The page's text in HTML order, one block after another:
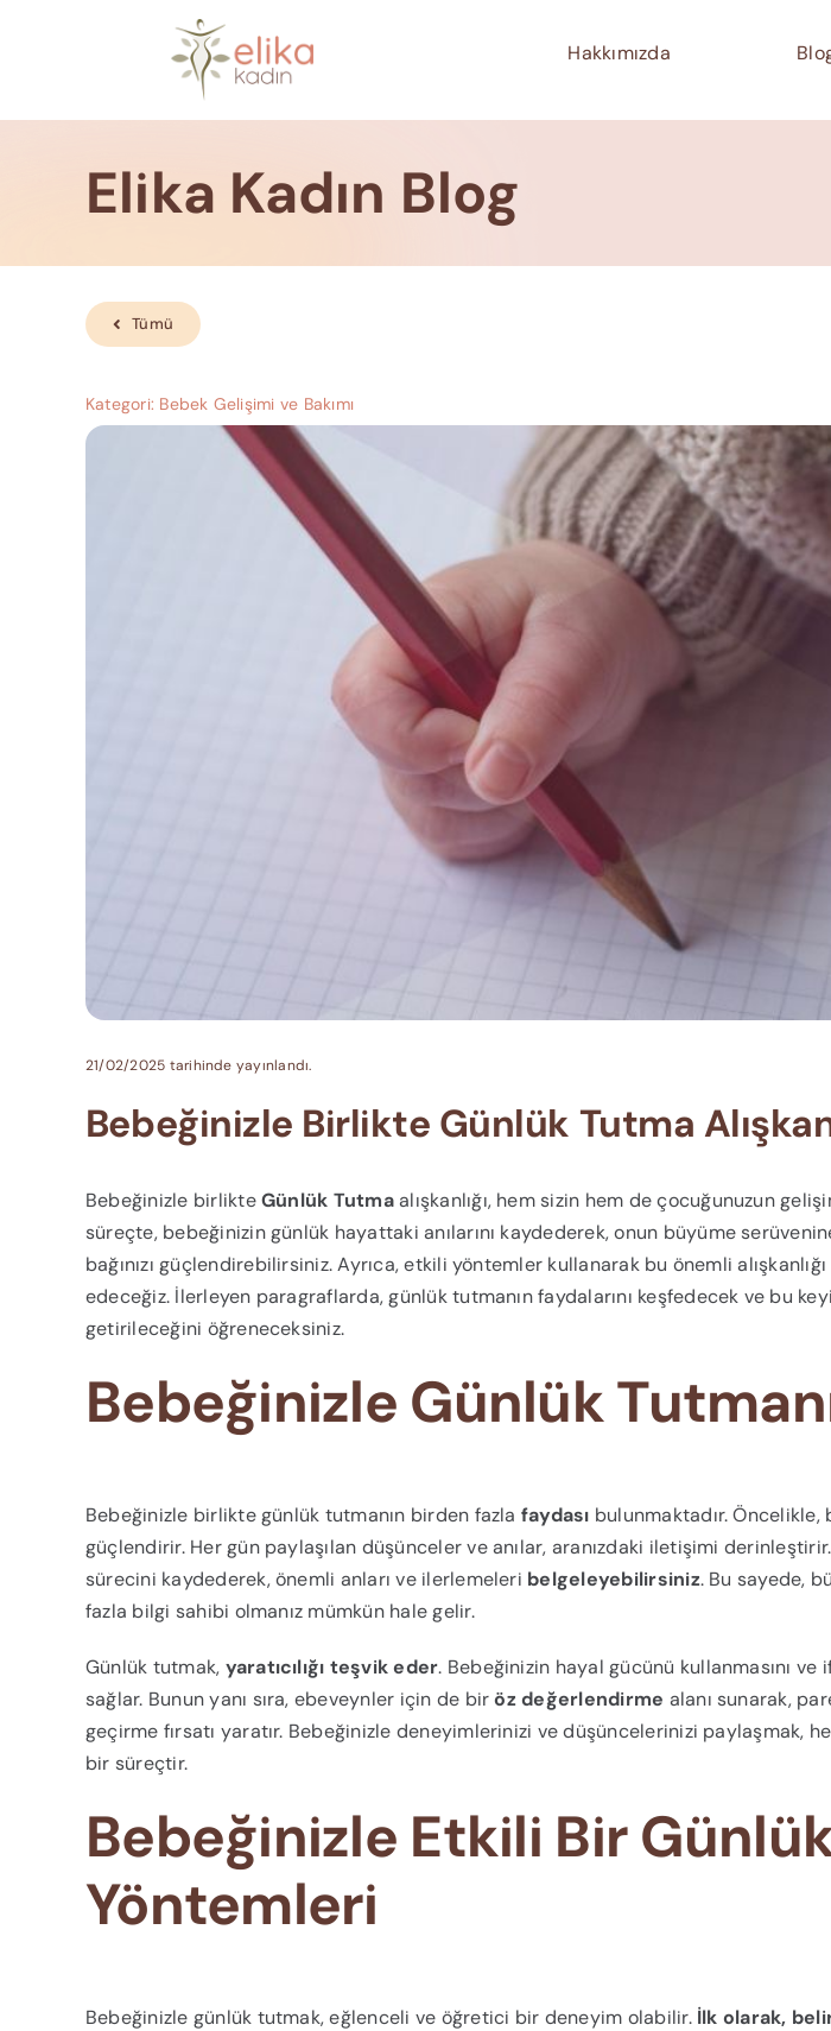
Hakkımızda
Elika Kadın Blog
Tümü
Kategori: Bebek Gelişimi ve Bakımı
21/02/2025 tarihinde yayınlandı.
Bebeğinizle Birlikte Günlük Tutma
Bebeğinizle birlikteGünlük Tutmaalışkanlığı, hem sizin hem de çocuğunuzun
süreçte, bebeğinizin günlük hayattaki anılarını kaydederek, onun büyüme
bağınızı güçlendirebilirsiniz. Ayrıca, etkili yöntemler kullanarak bu önemli
edeceğiz. İlerleyen paragraflarda, günlük tutmanın faydalarını keşfedecek ve bu
getirileceğini öğreneceksiniz.
Bebeğinizle Günlük
Bebeğinizle birlikte günlük tutmanın birden fazla faydası bulunmaktadır. Öncelikle,
güçlendirir. Her gün paylaşılan düşünceler ve anılar, aranızdaki iletişimi
sürecini kaydederek, önemli anları ve ilerlemeleri belgeleyebilirsiniz. Bu sayede,
fazla bilgi sahibi olmanız mümkün hale gelir.
Günlük tutmak, yaratıcılığı teşvik eder. Bebeğinizin hayal gücünü kullanmasını
sağlar. Bunun yanı sıra, ebeveynler için de biröz değerlendirme alanı sunarak,
geçirme fırsatı yaratır. Bebeğinizle deneyimlerinizi ve düşüncelerinizi paylaşmak,
bir süreçtir.
Bebeğinizle Etkili Bir
Yöntemleri
Bebeğinizle günlük tutmak, eğlenceli ve öğretici bir deneyim olabilir. İlk olarak,